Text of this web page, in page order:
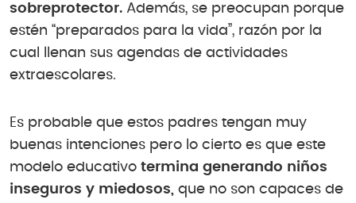
sobreprotector. Además, se preocupan porque
estén “preparados para la vida”, razón por la
cual llenan sus agendas de actividades
extraescolares.
Es probable que estos padres tengan muy
buenas intenciones pero lo cierto es que este
modelo educativo termina generando niños
inseguros y miedosos, que no son capaces de